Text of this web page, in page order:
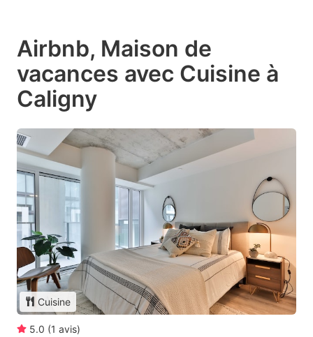
Airbnb, Maison de
vacances avec Cuisine à
Caligny
Cuisine
5.0 (1 avis)